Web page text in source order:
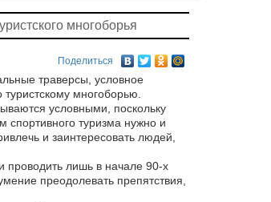
многоборья
Поделиться
траверсы, условное
многоборью.
условными, поскольку
спортивного туризма нужно и
и заинтересовать людей,
проводить лишь в начале 90-х
преодолевать препятствия,